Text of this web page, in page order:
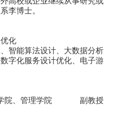
李博士。
化
智能算法设计、大数据分析
字化服务设计优化、电子游
学院、管理学院 副教授